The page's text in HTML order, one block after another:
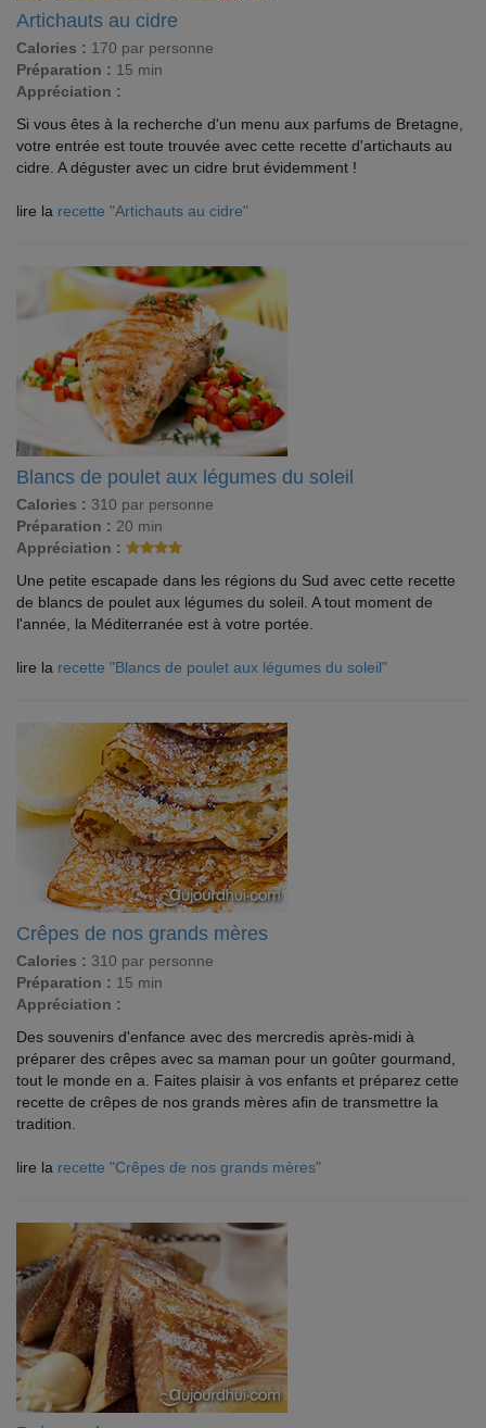
Artichauts au cidre
Calories : 170 par personne
Préparation : 15 min
Appréciation :
Si vous êtes à la recherche d'un menu aux parfums de Bretagne,
votre entrée est toute trouvée avec cette recette d'artichauts au
cidre. A déguster avec un cidre brut évidemment !
lire la recette "Artichauts au cidre"
Blancs de poulet aux légumes du soleil
Calories : 310 par personne
Préparation : 20 min
Appréciation :
Une petite escapade dans les régions du Sud avec cette recette
de blancs de poulet aux légumes du soleil. A tout moment de
l'année, la Méditerranée est à votre portée.
lire la recette "Blancs de poulet aux légumes du soleil"
Crêpes de nos grands mères
Calories : 310 par personne
Préparation : 15 min
Appréciation :
Des souvenirs d'enfance avec des mercredis après-midi à
préparer des crêpes avec sa maman pour un goûter gourmand,
tout le monde en a. Faites plaisir à vos enfants et préparez cette
recette de crêpes de nos grands mères afin de transmettre la
tradition.
lire la recette "Crêpes de nos grands mères"